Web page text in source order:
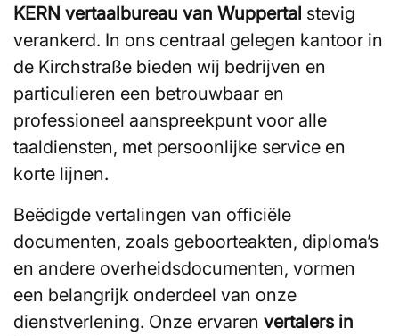
KERN vertaalbureau van Wuppertal stevig
verankerd. In ons centraal gelegen kantoor in
de Kirchstraße bieden wij bedrijven en
particulieren een betrouwbaar en
professioneel aanspreekpunt voor alle
taaldiensten, met persoonlijke service en
korte lijnen.
Beëdigde vertalingen van officiële
documenten, zoals geboorteakten, diploma’s
en andere overheidsdocumenten, vormen
een belangrijk onderdeel van onze
dienstverlening. Onze ervaren vertalers in